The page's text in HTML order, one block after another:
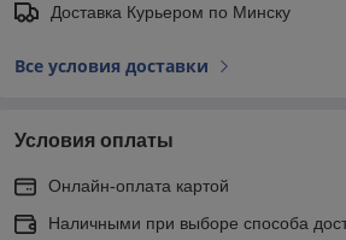
Доставка Курьером по Минску
Все условия доставки
Условия оплаты
Онлайн-оплата картой
Наличными при выборе способа